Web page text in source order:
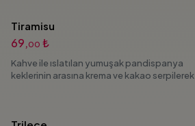
Tiramisu
69,00 ₺
Kahve ile ıslatılan yumuşak pandispanya
keklerinin arasına krema ve kakao serpilerek